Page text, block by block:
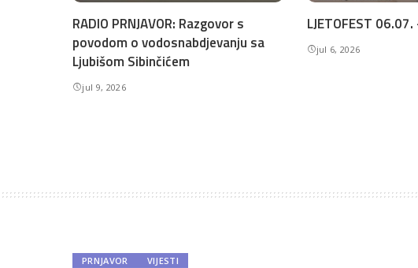
RADIO PRNJAVOR: Razgovor s
povodom o vodosnabdjevanju sa
Ljubišom Sibinčićem
jul 9, 2026
LJETOFEST
jul 6, 2026
PRNJAVOR VIJESTI